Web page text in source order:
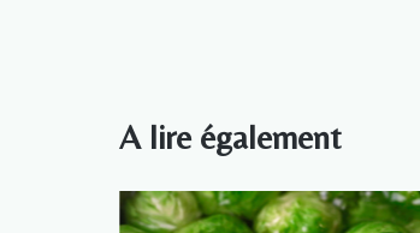
A lire également